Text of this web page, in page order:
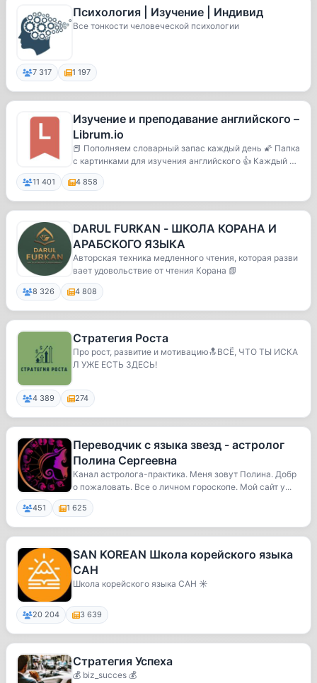
Психология | Изучение | Индивид
Все тонкости человеческой психологии
7 317 1 197
Изучение и преподавание английского –
Librum.io
📕 Пополняем словарный запас каждый день 🌠 Папка
с картинками для изучения английского 👍 Каждый д
е...
11 401 4 858
DARUL FURKAN - ШКОЛА КОРАНА И
АРАБСКОГО ЯЗЫКА
Авторская техника медленного чтения, которая разви
вает удовольствие от чтения Корана 📗
8 326 4 808
Стратегия Роста
Про рост, развитие и мотивацию🔝ВСЁ, ЧТО ТЫ ИСКА
Л УЖЕ ЕСТЬ ЗДЕСЬ!
4 389 274
Переводчик с языка звезд - астролог
Полина Сергеевна
Канал астролога-практика. Меня зовут Полина. Добр
о пожаловать. Все о личном гороскопе. Мой сайт y...
451 1 625
SAN KOREAN Школа корейского языка
САН
Школа корейского языка САН ☀️
20 204 3 639
Стратегия Успеха
💰 biz_succes 💰